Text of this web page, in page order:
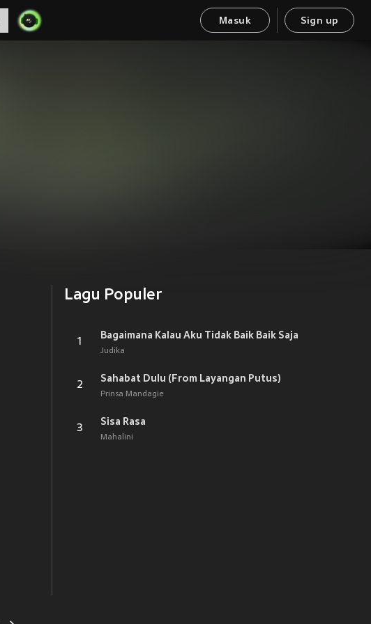
Masuk Sign up
Lagu Populer
1
Bagaimana Kalau Aku Tidak Baik Baik Saja
Judika
2
Sahabat Dulu (From Layangan Putus)
Prinsa Mandagie
3
Sisa Rasa
Mahalini